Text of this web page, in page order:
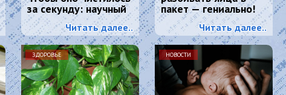
за секунду: научный
метод, основанный
на физикеЧитать далее..
пакет — гениально!
Читать далее..
ЗДОРОВЬЕ НОВОСТИ